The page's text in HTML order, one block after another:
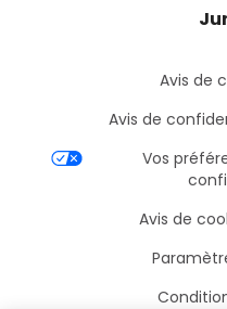
Avis de
Avis de
Vos
Avis de